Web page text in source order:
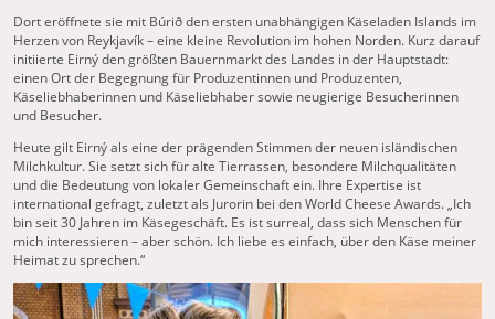
Dort eröffnete sie mit Búrið den ersten unabhängigen Käseladen Islands im
Herzen von Reykjavík – eine kleine Revolution im hohen Norden. Kurz darauf
initiierte Eirný den größten Bauernmarkt des Landes in der Hauptstadt:
einen Ort der Begegnung für Produzentinnen und Produzenten,
Käseliebhaberinnen und Käseliebhaber sowie neugierige Besucherinnen
und Besucher.
Heute gilt Eirný als eine der prägenden Stimmen der neuen isländischen
Milchkultur. Sie setzt sich für alte Tierrassen, besondere Milchqualitäten
und die Bedeutung von lokaler Gemeinschaft ein. Ihre Expertise ist
international gefragt, zuletzt als Jurorin bei den World Cheese Awards. „Ich
bin seit 30 Jahren im Käsegeschäft. Es ist surreal, dass sich Menschen für
mich interessieren – aber schön. Ich liebe es einfach, über den Käse meiner
Heimat zu sprechen.“